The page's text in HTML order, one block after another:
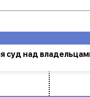
суд над